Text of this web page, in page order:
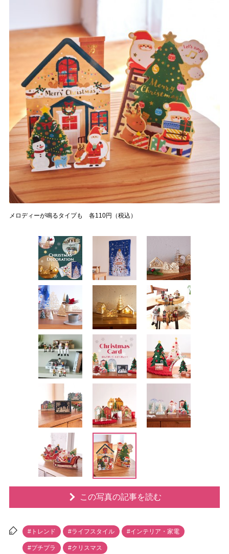
メロディーが鳴るタイプも 各110円（税込）
この写真の記事を読む
#トレンド #ライフスタイル #インテリア・家電
#プチプラ #クリスマス